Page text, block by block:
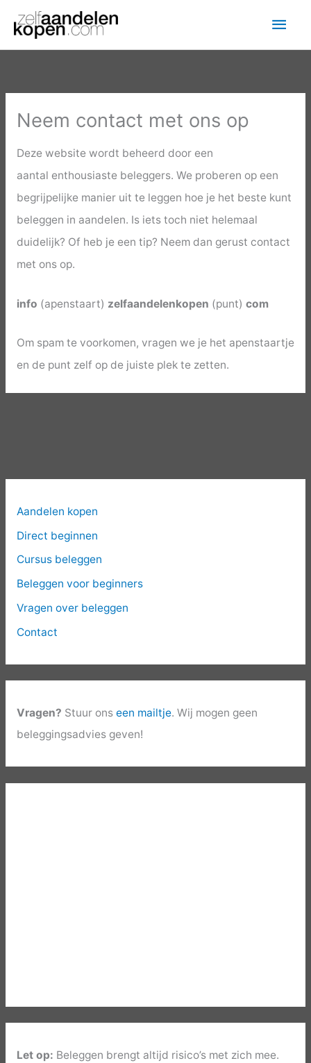
naar
de
Neem contact met ons op
Deze website wordt beheerd door een
aantal enthousiaste beleggers. We proberen op een
begrijpelijke manier uit te leggen hoe je het beste kunt
beleggen in aandelen. Is iets toch niet helemaal
duidelijk? Of heb je een tip? Neem dan gerust contact
met ons op.
info (apenstaart) zelfaandelenkopen (punt) com
Om spam te voorkomen, vragen we je het apenstaartje
en de punt zelf op de juiste plek te zetten.
Aandelen kopen
Direct beginnen
Cursus beleggen
Beleggen voor beginners
Vragen over beleggen
Contact
Vragen? Stuur ons een mailtje. Wij mogen geen
beleggingsadvies geven!
Let op: Beleggen brengt altijd risico’s met zich mee.